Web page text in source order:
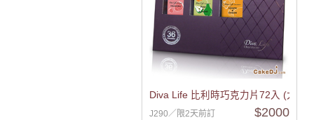
Diva Life 比利時巧克力片72入 (大方
J290／限2天前訂 $2000